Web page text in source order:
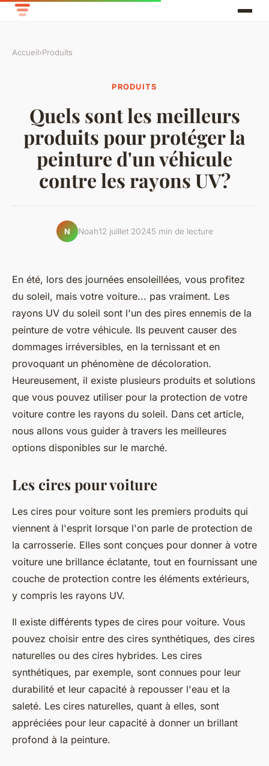
Accueil›Produits
PRODUITS
Quels sont les meilleurs
produits pour protéger la
peinture d'un véhicule
contre les rayons UV?
N Noah12 juillet 20245 min de lecture
En été, lors des journées ensoleillées, vous profitez
du soleil, mais votre voiture... pas vraiment. Les
rayons UV du soleil sont l'un des pires ennemis de la
peinture de votre véhicule. Ils peuvent causer des
dommages irréversibles, en la ternissant et en
provoquant un phénomène de décoloration.
Heureusement, il existe plusieurs produits et solutions
que vous pouvez utiliser pour la protection de votre
voiture contre les rayons du soleil. Dans cet article,
nous allons vous guider à travers les meilleures
options disponibles sur le marché.
Les cires pour voiture
Les cires pour voiture sont les premiers produits qui
viennent à l'esprit lorsque l'on parle de protection de
la carrosserie. Elles sont conçues pour donner à votre
voiture une brillance éclatante, tout en fournissant une
couche de protection contre les éléments extérieurs,
y compris les rayons UV.
Il existe différents types de cires pour voiture. Vous
pouvez choisir entre des cires synthétiques, des cires
naturelles ou des cires hybrides. Les cires
synthétiques, par exemple, sont connues pour leur
durabilité et leur capacité à repousser l'eau et la
saleté. Les cires naturelles, quant à elles, sont
appréciées pour leur capacité à donner un brillant
profond à la peinture.